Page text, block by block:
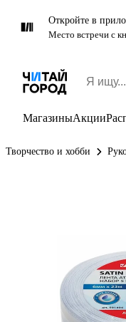
Откройте в
Место встречи с
МагазиныАкции
Творчество и хобби